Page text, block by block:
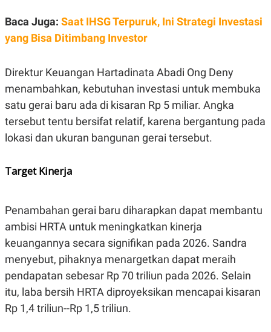
P
R
E
T
I
G
K
M
E
.
SITEMAPPROFILETERM
OF
USE
PEDOMAN
PEMBERITAAN
SIBER
PRIVACY
POLICY
Baca Juga: Saat IHSG Terpuruk, Ini Strategi Investasi
yang Bisa Ditimbang Investor
Direktur Keuangan Hartadinata Abadi Ong Deny
menambahkan, kebutuhan investasi untuk membuka
satu gerai baru ada di kisaran Rp 5 miliar. Angka
tersebut tentu bersifat relatif, karena bergantung pada
lokasi dan ukuran bangunan gerai tersebut.
Target Kinerja
Penambahan gerai baru diharapkan dapat membantu
ambisi HRTA untuk meningkatkan kinerja
keuangannya secara signifikan pada 2026. Sandra
menyebut, pihaknya menargetkan dapat meraih
pendapatan sebesar Rp 70 triliun pada 2026. Selain
itu, laba bersih HRTA diproyeksikan mencapai kisaran
Rp 1,4 triliun--Rp 1,5 triliun.